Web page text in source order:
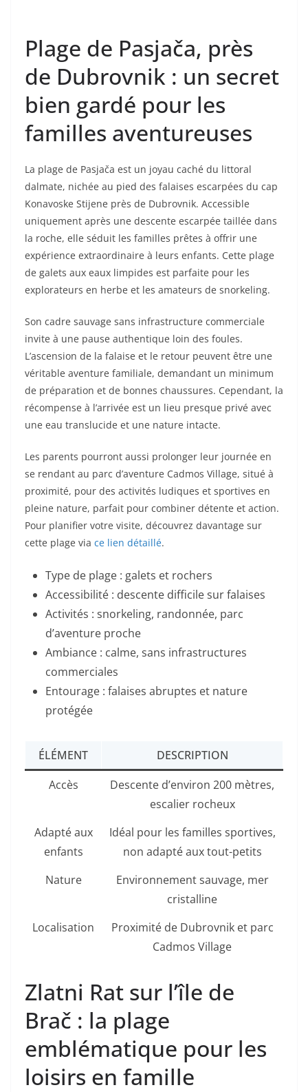
Plage de Pasjača, près
de Dubrovnik : un secret
bien gardé pour les
familles aventureuses
La plage de Pasjača est un joyau caché du littoral
dalmate, nichée au pied des falaises escarpées du cap
Konavoske Stijene près de Dubrovnik. Accessible
uniquement après une descente escarpée taillée dans
la roche, elle séduit les familles prêtes à offrir une
expérience extraordinaire à leurs enfants. Cette plage
de galets aux eaux limpides est parfaite pour les
explorateurs en herbe et les amateurs de snorkeling.
Son cadre sauvage sans infrastructure commerciale
invite à une pause authentique loin des foules.
L’ascension de la falaise et le retour peuvent être une
véritable aventure familiale, demandant un minimum
de préparation et de bonnes chaussures. Cependant, la
récompense à l’arrivée est un lieu presque privé avec
une eau translucide et une nature intacte.
Les parents pourront aussi prolonger leur journée en
se rendant au parc d’aventure Cadmos Village, situé à
proximité, pour des activités ludiques et sportives en
pleine nature, parfait pour combiner détente et action.
Pour planifier votre visite, découvrez davantage sur
cette plage via ce lien détaillé.
Type de plage : galets et rochers
Accessibilité : descente difficile sur falaises
Activités : snorkeling, randonnée, parc
d’aventure proche
Ambiance : calme, sans infrastructures
commerciales
Entourage : falaises abruptes et nature
protégée
ÉLÉMENT
DESCRIPTION
Accès
Descente d’environ 200 mètres,
escalier rocheux
Adapté aux
enfants
Idéal pour les familles sportives,
non adapté aux tout-petits
Nature
Environnement sauvage, mer
cristalline
Localisation
Proximité de Dubrovnik et parc
Cadmos Village
Zlatni Rat sur l’île de
Brač : la plage
emblématique pour les
loisirs en famille